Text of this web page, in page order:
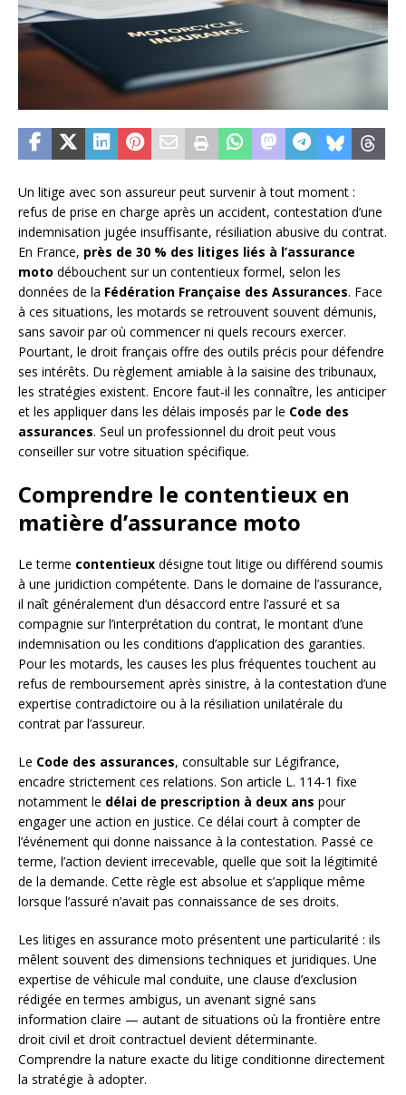
Un litige avec son assureur peut survenir à tout moment :
refus de prise en charge après un accident, contestation d’une
indemnisation jugée insuffisante, résiliation abusive du contrat.
En France, près de 30 % des litiges liés à l’assurance
moto débouchent sur un contentieux formel, selon les
données de la Fédération Française des Assurances. Face
à ces situations, les motards se retrouvent souvent démunis,
sans savoir par où commencer ni quels recours exercer.
Pourtant, le droit français offre des outils précis pour défendre
ses intérêts. Du règlement amiable à la saisine des tribunaux,
les stratégies existent. Encore faut-il les connaître, les anticiper
et les appliquer dans les délais imposés par le Code des
assurances. Seul un professionnel du droit peut vous
conseiller sur votre situation spécifique.
Comprendre le contentieux en
matière d’assurance moto
Le terme contentieux désigne tout litige ou différend soumis
à une juridiction compétente. Dans le domaine de l’assurance,
il naît généralement d’un désaccord entre l’assuré et sa
compagnie sur l’interprétation du contrat, le montant d’une
indemnisation ou les conditions d’application des garanties.
Pour les motards, les causes les plus fréquentes touchent au
refus de remboursement après sinistre, à la contestation d’une
expertise contradictoire ou à la résiliation unilatérale du
contrat par l’assureur.
Le Code des assurances, consultable sur Légifrance,
encadre strictement ces relations. Son article L. 114-1 fixe
notamment le délai de prescription à deux ans pour
engager une action en justice. Ce délai court à compter de
l’événement qui donne naissance à la contestation. Passé ce
terme, l’action devient irrecevable, quelle que soit la légitimité
de la demande. Cette règle est absolue et s’applique même
lorsque l’assuré n’avait pas connaissance de ses droits.
Les litiges en assurance moto présentent une particularité : ils
mêlent souvent des dimensions techniques et juridiques. Une
expertise de véhicule mal conduite, une clause d’exclusion
rédigée en termes ambigus, un avenant signé sans
information claire — autant de situations où la frontière entre
droit civil et droit contractuel devient déterminante.
Comprendre la nature exacte du litige conditionne directement
la stratégie à adopter.